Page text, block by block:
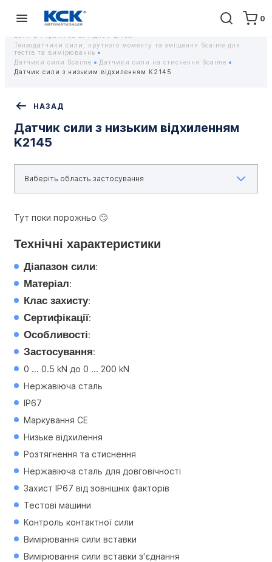
0
Головна Обладнання
Контрольно-вимірювальні прилади
Тензодатчики та тензометричні датчики Scaime - Купити датчики
Тензодатчики сили, крутного моменту та зміщення Scaime для
тестів та вимірюваннь
Датчики сили Scaime
Датчики сили на стиснення Scaime
Датчик сили з низьким відхиленням K2145
НАЗАД
Датчик сили з низьким відхиленням
K2145
Тут поки порожньо 🙄
Технічні характеристики
Діапазон сили:
Матеріал:
Клас захисту:
Сертифікації:
Особливості:
Застосування:
0 ... 0.5 kN до 0 ... 200 kN
Нержавіюча сталь
IP67
Маркування CE
Низьке відхилення
Розтягнення та стиснення
Нержавіюча сталь для довговічності
Захист IP67 від зовнішніх факторів
Тестові машини
Контроль контактної сили
Вимірювання сили вставки
Вимірювання сили вставки з'єднання